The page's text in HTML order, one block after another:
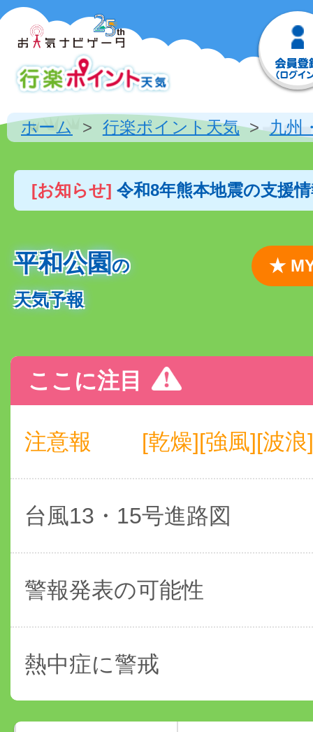
ホーム 行楽ポイント天気 九州
[お知らせ] 令和8年熊本地震の支援
平和公園の
天気予報
★
ここに注目
注意報 [乾燥][強風][波浪]
台風13・15号進路図
警報発表の可能性
熱中症に警戒